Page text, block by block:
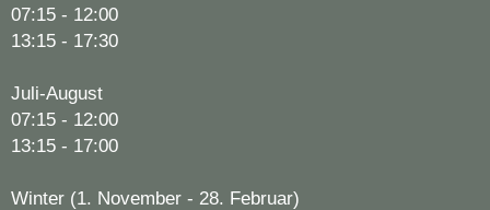
07:15 - 12:00
13:15 - 17:30
Juli-August
07:15 - 12:00
13:15 - 17:00
Winter (1. November - 28. Februar)